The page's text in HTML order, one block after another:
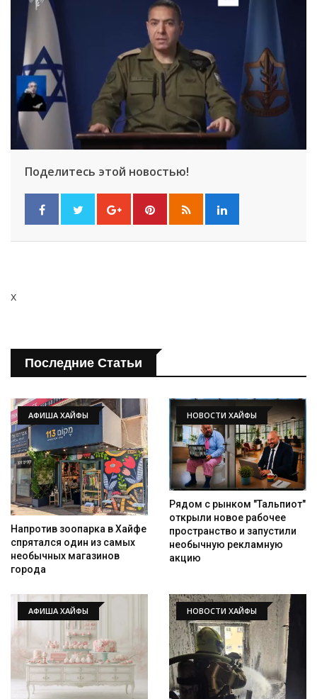
Поделитесь этой новостью!
x
Последние Статьи
АФИША ХАЙФЫ
Напротив зоопарка в Хайфе
спрятался один из самых
необычных магазинов
города
НОВОСТИ ХАЙФЫ
Рядом с рынком "Тальпиот"
открыли новое рабочее
пространство и запустили
необычную рекламную
акцию
АФИША ХАЙФЫ НОВОСТИ ХАЙФЫ